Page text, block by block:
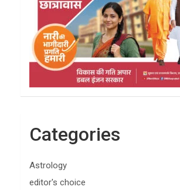
Categories
Astrology
editor's choice